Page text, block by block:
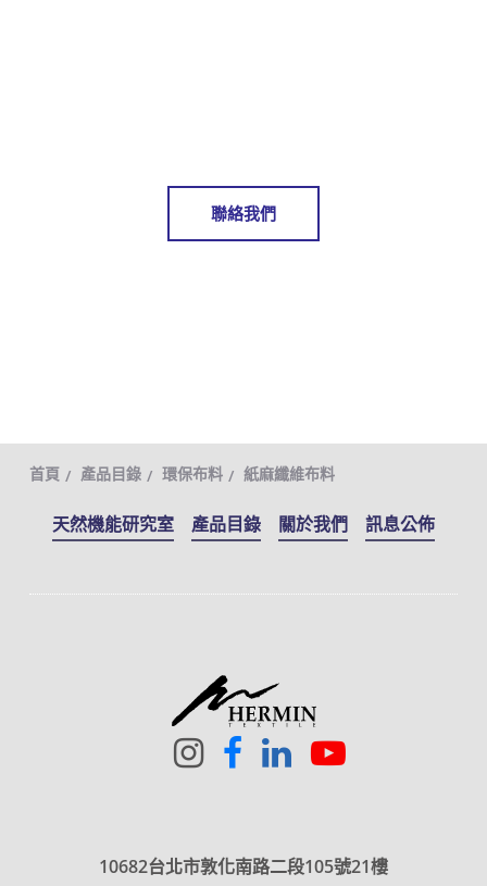
聯絡我們
首頁 產品目錄 環保布料 紙麻纖維布料
天然機能研究室 產品目錄 關於我們 訊息公佈
10682台北市敦化南路二段105號21樓